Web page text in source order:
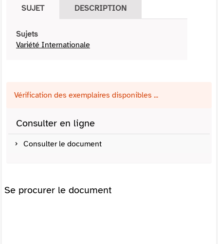
SUJET DESCRIPTION
Sujets
Variété Internationale
Vérification des exemplaires disponibles ...
Consulter en ligne
Consulter le document
Se procurer le document